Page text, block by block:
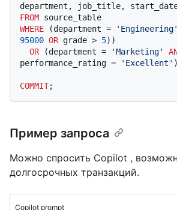
FROM
WHERE (department = 'Engineering'
95000 OR grade > 5))
OR (department = 'Marketing'
performance_rating = 'Excellent'
COMMIT
Пример запроса
Можно спросить Copilot ,
долгосрочных транзакций.
Copilot prompt